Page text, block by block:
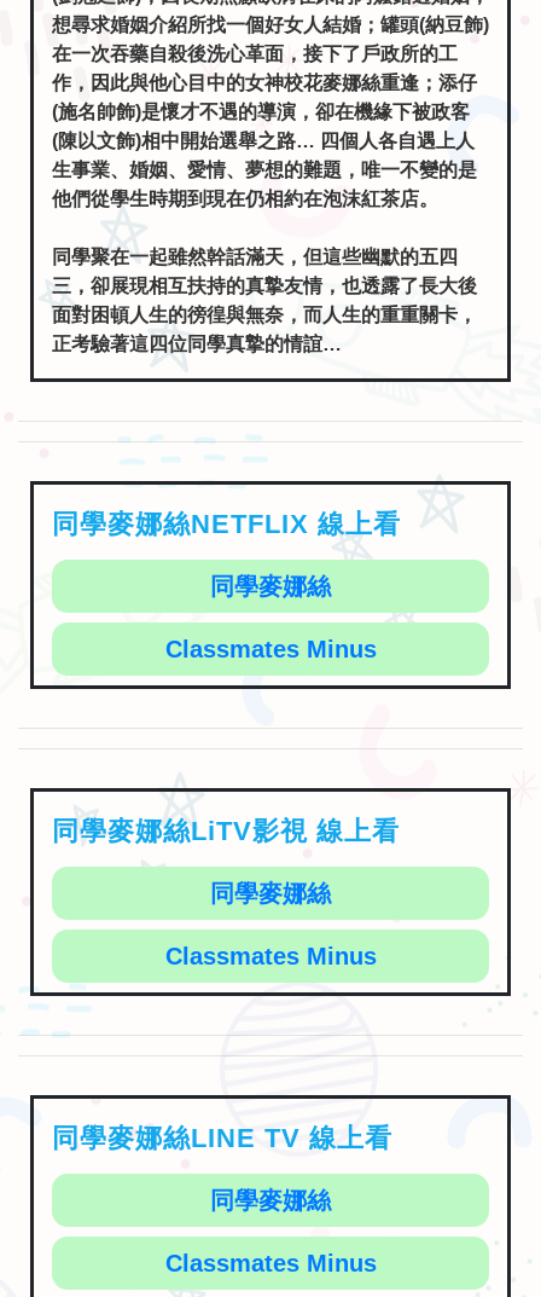
想尋求婚姻介紹所找一個好女人結婚；罐頭(納豆飾)
在一次吞藥自殺後洗心革面，接下了戶政所的工
作，因此與他心目中的女神校花麥娜絲重逢；添仔
(施名帥飾)是懷才不遇的導演，卻在機緣下被政客
(陳以文飾)相中開始選舉之路… 四個人各自遇上人
生事業、婚姻、愛情、夢想的難題，唯一不變的是
他們從學生時期到現在仍相約在泡沫紅茶店。
同學聚在一起雖然幹話滿天，但這些幽默的五四
三，卻展現相互扶持的真摯友情，也透露了長大後
面對困頓人生的徬徨與無奈，而人生的重重關卡，
正考驗著這四位同學真摯的情誼…
同學麥娜絲NETFLIX 線上看
同學麥娜絲
Classmates Minus
同學麥娜絲LiTV影視 線上看
同學麥娜絲
Classmates Minus
同學麥娜絲LINE TV 線上看
同學麥娜絲
Classmates Minus